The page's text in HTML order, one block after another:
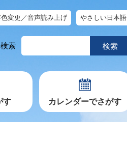
変更／音声読み上げ やさしい日本語
索
ペ
ジ
号
す カレンダーでさがす